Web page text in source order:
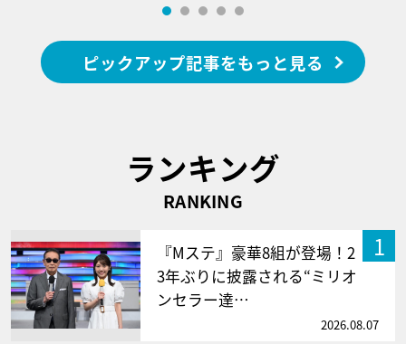
ピックアップ記事をもっと見る
ランキング
RANKING
1
『Mステ』豪華8組が登場！2
3年ぶりに披露される“ミリオ
ンセラー達…
2026.08.07